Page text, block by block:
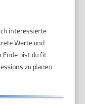
interessierte
Werte und
Ende bist du fit
zu planen